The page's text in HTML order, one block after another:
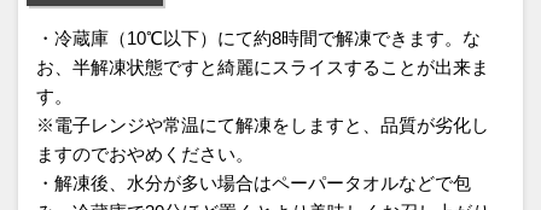
・冷蔵庫（10℃以下）にて約8時間で解凍できます。な
お、半解凍状態ですと綺麗にスライスすることが出来ま
す。
※電子レンジや常温にて解凍をしますと、品質が劣化し
ますのでおやめください。
・解凍後、水分が多い場合はペーパータオルなどで包